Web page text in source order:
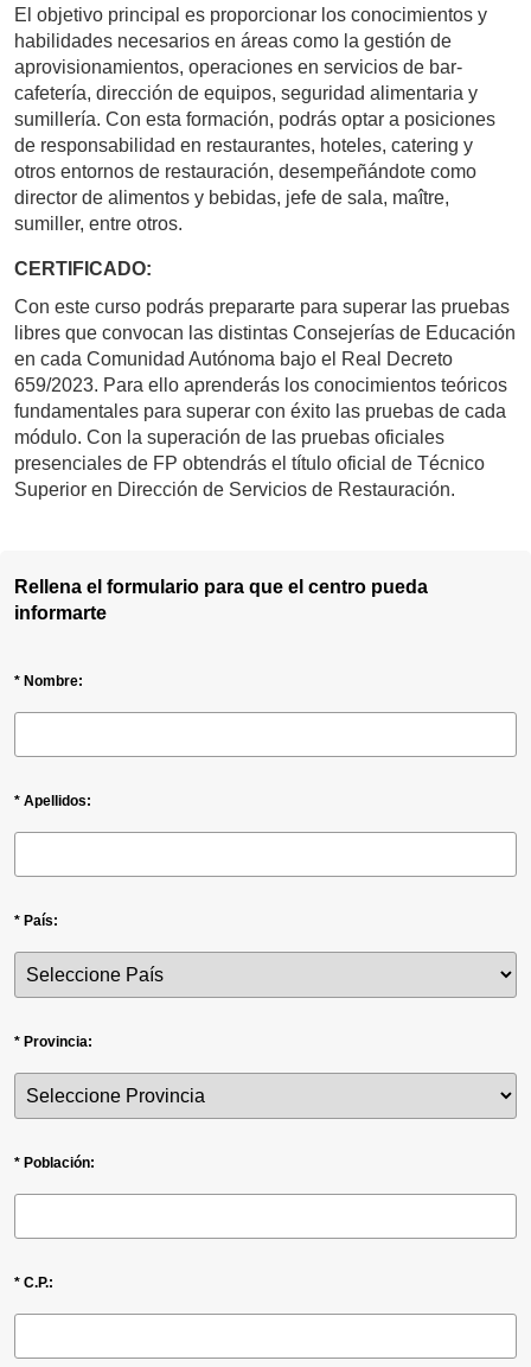
El objetivo principal es proporcionar los conocimientos y
habilidades necesarios en áreas como la gestión de
aprovisionamientos, operaciones en servicios de bar-
cafetería, dirección de equipos, seguridad alimentaria y
sumillería. Con esta formación, podrás optar a posiciones
de responsabilidad en restaurantes, hoteles, catering y
otros entornos de restauración, desempeñándote como
director de alimentos y bebidas, jefe de sala, maître,
sumiller, entre otros.
CERTIFICADO:
Con este curso podrás prepararte para superar las pruebas
libres que convocan las distintas Consejerías de Educación
en cada Comunidad Autónoma bajo el Real Decreto
659/2023. Para ello aprenderás los conocimientos teóricos
fundamentales para superar con éxito las pruebas de cada
módulo. Con la superación de las pruebas oficiales
presenciales de FP obtendrás el título oficial de Técnico
Superior en Dirección de Servicios de Restauración.
Rellena el formulario para que el centro pueda
informarte
* Nombre:
* Apellidos:
* País:
* Provincia:
* Población:
* C.P.: